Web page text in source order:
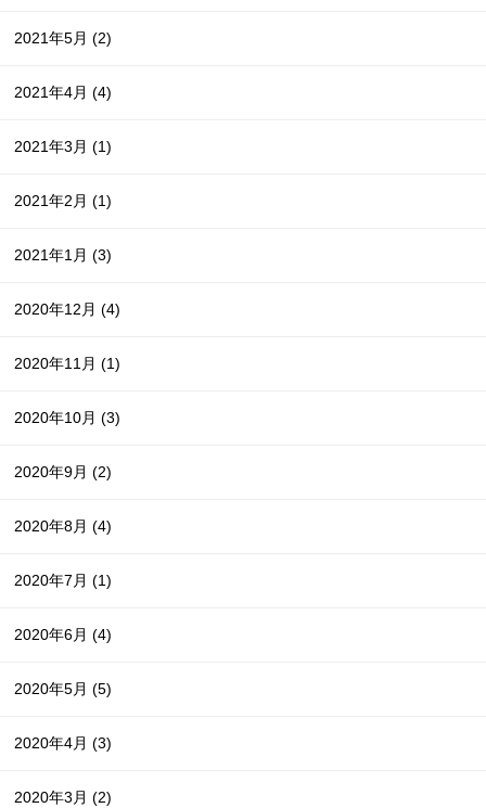
2021年5月(2)
2021年4月(4)
2021年3月(1)
2021年2月(1)
2021年1月(3)
2020年12月(4)
2020年11月(1)
2020年10月(3)
2020年9月(2)
2020年8月(4)
2020年7月(1)
2020年6月(4)
2020年5月(5)
2020年4月(3)
2020年3月(2)